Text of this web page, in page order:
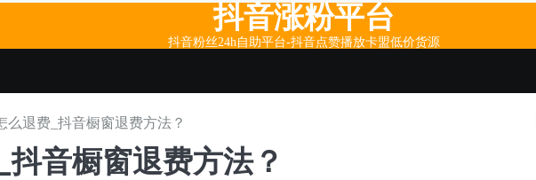
抖音涨粉平台
抖音粉丝24h自助平台-抖音点赞播放卡盟低价货源
么退费_抖音橱窗退费方法？
音橱窗退费方法？